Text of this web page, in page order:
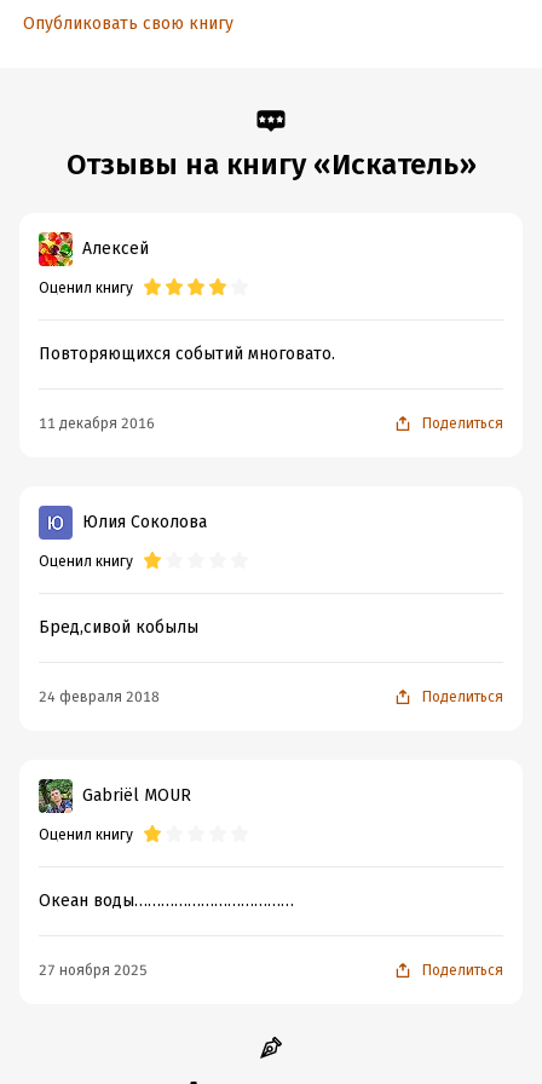
Опубликовать свою книгу
Отзывы на книгу «Искатель»
Алексей
Оценил книгу
Повторяющихся событий многовато.
11 декабря 2016 Поделиться
Юлия Соколова
Оценил книгу
Бред,сивой кобылы
24 февраля 2018 Поделиться
Gabriël MOUR
Оценил книгу
Океан воды………………………………
27 ноября 2025 Поделиться